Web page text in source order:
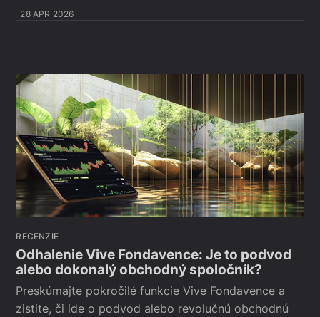
28 APR 2026
RECENZIE
Odhalenie Vive Fondavence: Je to podvod
alebo dokonalý obchodný spoločník?
Preskúmajte pokročilé funkcie Vive Fondavence a
zistite, či ide o podvod alebo revolučnú obchodnú